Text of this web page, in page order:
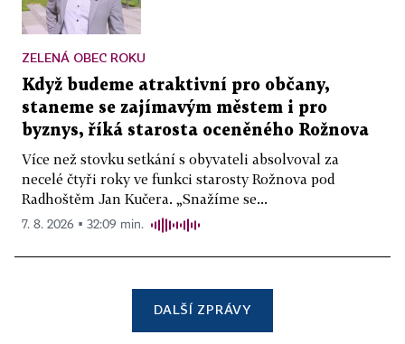
ZELENÁ OBEC ROKU
Když budeme atraktivní pro občany,
staneme se zajímavým městem i pro
byznys, říká starosta oceněného Rožnova
Více než stovku setkání s obyvateli absolvoval za
necelé čtyři roky ve funkci starosty Rožnova pod
Radhoštěm Jan Kučera. „Snažíme se...
7. 8. 2026 ▪ 32:09 min.
DALŠÍ ZPRÁVY